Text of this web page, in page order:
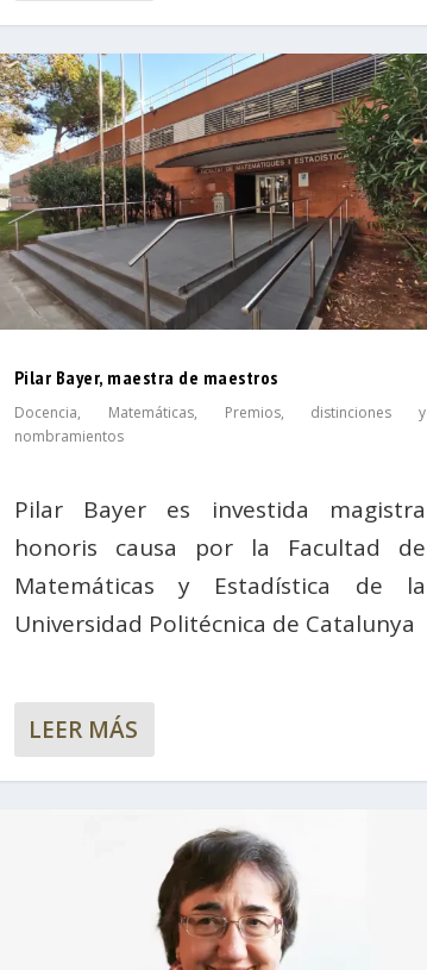
Pilar Bayer, maestra de maestros
Docencia, Matemáticas, Premios, distinciones y
nombramientos
Pilar Bayer es investida magistra
honoris causa por la Facultad de
Matemáticas y Estadística de la
Universidad Politécnica de Catalunya
LEER MÁS